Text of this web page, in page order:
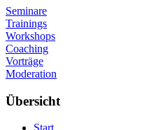
Seminare
Trainings
Workshops
Coaching
Vorträge
Moderation
Übersicht